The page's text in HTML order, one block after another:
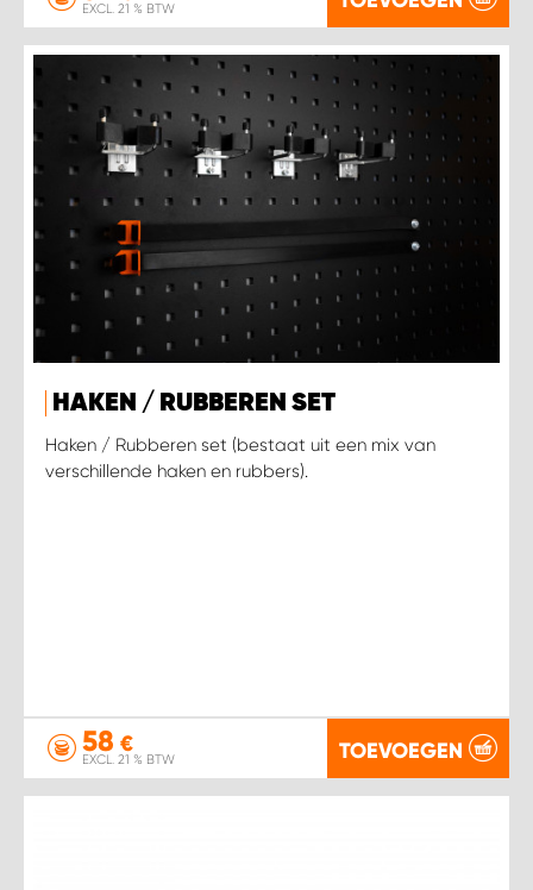
EXCL. 21 % BTW
HAKEN / RUBBEREN SET
Haken / Rubberen set (bestaat uit een mix van
verschillende haken en rubbers).
58 €
EXCL. 21 % BTW TOEVOEGEN